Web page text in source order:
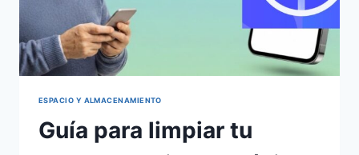
ESPACIO Y ALMACENAMIENTO
Guía para limpiar tu